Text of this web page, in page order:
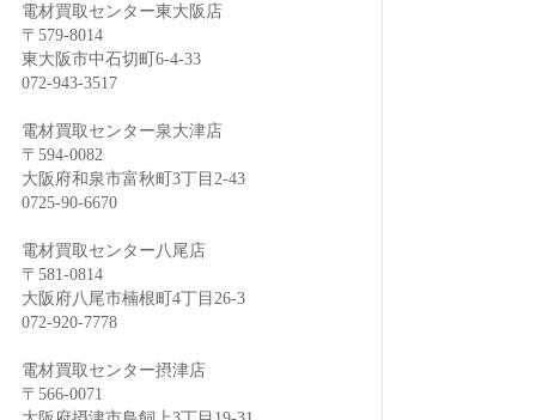
電材買取センター東大阪店
〒579-8014
東大阪市中石切町6-4-33
072-943-3517
電材買取センター泉大津店
〒594-0082
大阪府和泉市富秋町3丁目2-43
0725-90-6670
電材買取センター八尾店
〒581-0814
大阪府八尾市楠根町4丁目26-3
072-920-7778
電材買取センター摂津店
〒566-0071